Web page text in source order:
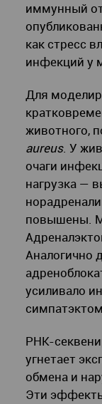
иммунный
как стресс
инфекций у
Для
животного,
aureus. У
очаги
нагрузка —
повышены.
Аналогично
усиливало
РНК-
угнетает
обмена и
Эти